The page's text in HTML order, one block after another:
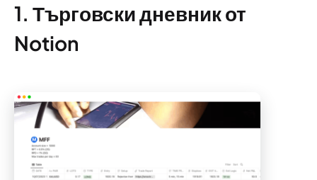
1. Търговски дневник от
Notion